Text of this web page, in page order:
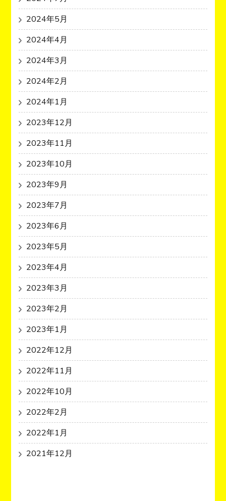
2024年5月
2024年4月
2024年3月
2024年2月
2024年1月
2023年12月
2023年11月
2023年10月
2023年9月
2023年7月
2023年6月
2023年5月
2023年4月
2023年3月
2023年2月
2023年1月
2022年12月
2022年11月
2022年10月
2022年2月
2022年1月
2021年12月